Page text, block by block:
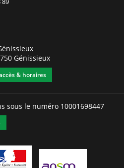
Génissieux
& horaires
sous le numéro 10001698447